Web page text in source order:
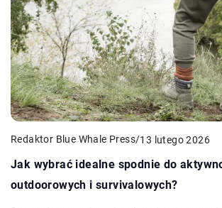
Redaktor Blue Whale Press/13 lutego 2026
Jak wybrać idealne spodnie do
outdoorowych i survivalowych?